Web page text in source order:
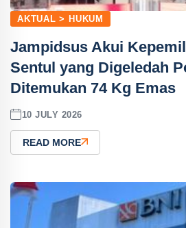
AKTUAL > HUKUM
Jampidsus Akui
Sentul yang Digeledah
Ditemukan 74 Kg Emas
10 JULY 2026
READ MORE